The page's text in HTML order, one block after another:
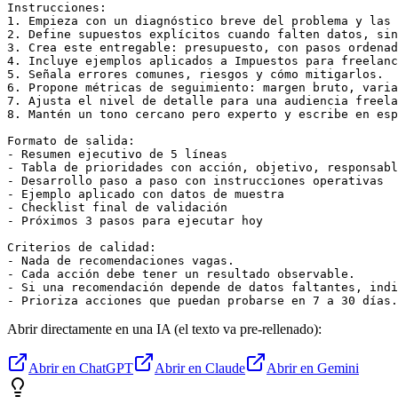
Instrucciones:
1. Empieza con un diagnóstico breve del problema y
2. Define supuestos explícitos cuando falten datos,
3. Crea este entregable: presupuesto, con pasos
4. Incluye ejemplos aplicados a Impuestos para
5. Señala errores comunes, riesgos y cómo mitigarlos.
6. Propone métricas de seguimiento: margen bruto,
7. Ajusta el nivel de detalle para una audiencia
8. Mantén un tono cercano pero experto y escribe en
Formato de salida:
- Resumen ejecutivo de 5 líneas
- Tabla de prioridades con acción, objetivo,
- Desarrollo paso a paso con instrucciones operativas
- Ejemplo aplicado con datos de muestra
- Checklist final de validación
- Próximos 3 pasos para ejecutar hoy
Criterios de calidad:
- Nada de recomendaciones vagas.
- Cada acción debe tener un resultado observable.
- Si una recomendación depende de datos faltantes,
- Prioriza acciones que puedan probarse en 7 a 30 días.
Abrir directamente en una IA (el texto va pre-rellenado):
Abrir en ChatGPT Abrir en Claude Abrir en Gemini